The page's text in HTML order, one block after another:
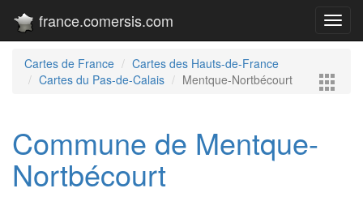
france.comersis.com
Cartes de France
Cartes des Hauts-de-France
Cartes du Pas-de-Calais
Mentque-Nortbécourt
Commune de Mentque-
Nortbécourt